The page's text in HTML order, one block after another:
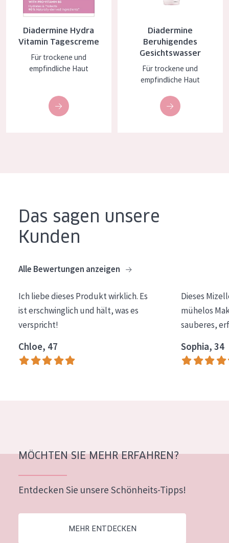
HAUTTYP
Empfindliche Haut
Normale bis trockene Haut
Mischhaut und fettige Haut
Der Sonne ausgesetzte Haut
Diadermine Hydra
Vitamin Tagescreme
Für trockene und
empfindliche Haut
Diadermine
Beruhigendes
Gesichtswasser
Für trockene und
empfindliche Haut
Das sagen unsere
Kunden
Alle Bewertungen anzeigen
Ich liebe dieses Produkt wirklich. Es
ist erschwinglich und hält, was es
verspricht!
Chloe, 47
Dieses
mühelos
sauberes,
Sophia, 34
MÖCHTEN SIE MEHR ERFAHREN?
Entdecken Sie unsere Schönheits-Tipps!
MEHR ENTDECKEN